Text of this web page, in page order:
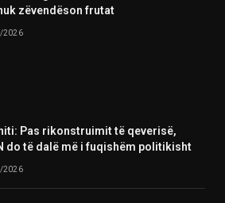
zëvendëson frutat
2026
Pas rikonstruimit të qeverisë,
do të dalë më i fuqishëm politikisht
2026